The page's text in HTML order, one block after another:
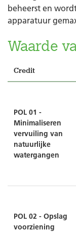
beheerst en
apparatuur
Waarde
Credit
POL 01 -
Minimaliseren
vervuiling van
natuurlijke
watergangen
POL 02 - Opslag
voorziening